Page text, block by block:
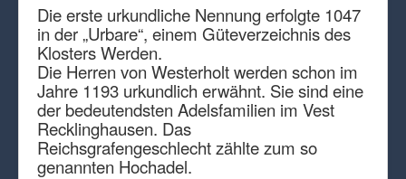
Die erste urkundliche Nennung erfolgte 1047
in der „Urbare“, einem Güteverzeichnis des
Klosters Werden.
Die Herren von Westerholt werden schon im
Jahre 1193 urkundlich erwähnt. Sie sind eine
der bedeutendsten Adelsfamilien im Vest
Recklinghausen. Das
Reichsgrafengeschlecht zählte zum so
genannten Hochadel.